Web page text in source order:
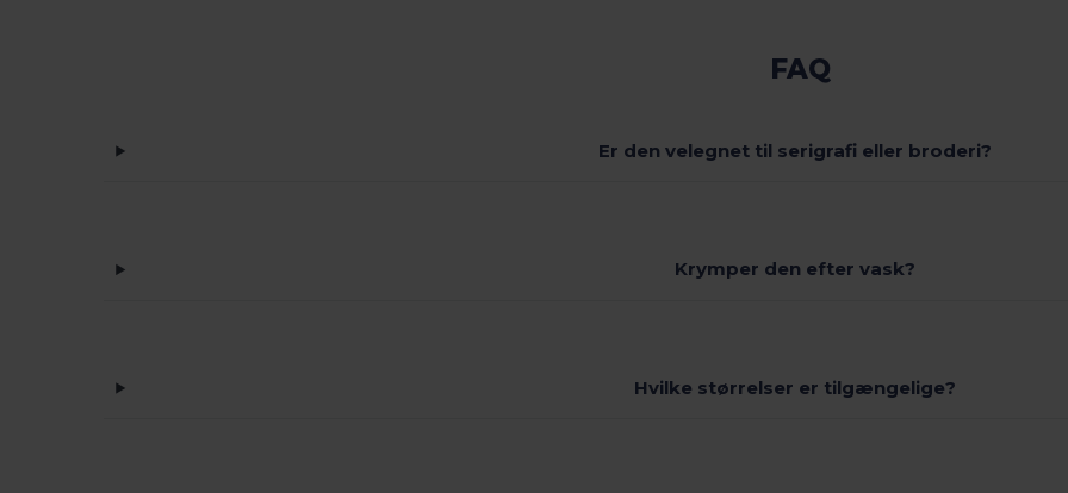
FAQ
Er den velegnet til serigrafi eller broderi?
Krymper den efter vask?
Hvilke størrelser er tilgængelige?